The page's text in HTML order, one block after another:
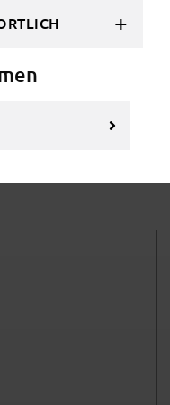
Verarbeitung Ihrer
Landratsamtes
die
Anbieters YouTube